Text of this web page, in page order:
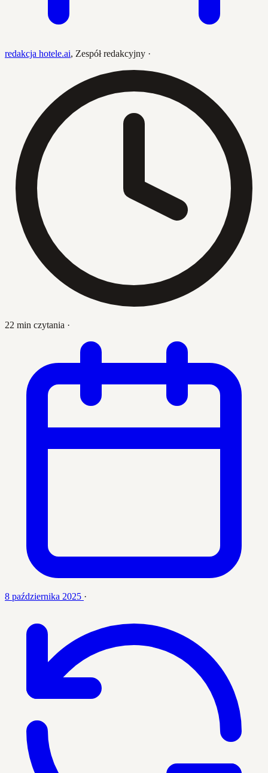
redakcja hotele.ai, Zespół redakcyjny ·
22 min czytania ·
8 października 2025 ·